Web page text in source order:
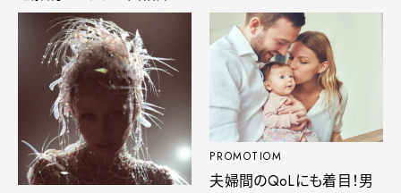
PROMOTIOM
夫婦間のQoLにも着目！男